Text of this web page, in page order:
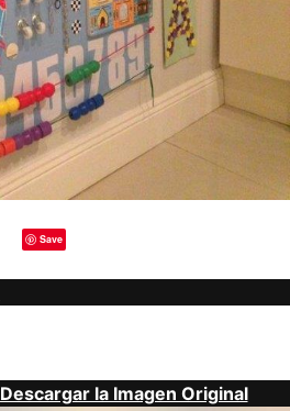
Save
Descargar la Imagen Original